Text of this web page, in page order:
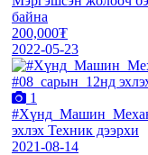
байна
200,000₮
2022-05-23
1
эхлэх Техник дээрхи
2021-08-14